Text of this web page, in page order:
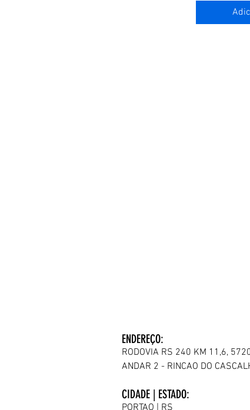
ENDEREÇO:
RODOVIA RS 240 KM 11,6,
ANDAR 2 - RINCAO DO
CIDADE | ESTADO:
PORTAO | RS